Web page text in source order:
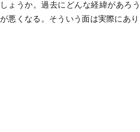
しょうか。過去にどんな経緯があろ
が悪くなる。そういう面は実際にあり